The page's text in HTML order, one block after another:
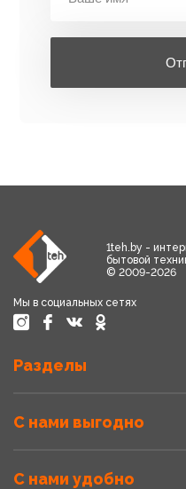
1teh.by -
бытовой
© 2009-2026
Мы в социальных сетях
Разделы
С нами выгодно
С нами удобно